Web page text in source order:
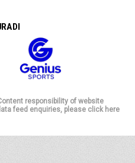
DI
responsibility of website
feed enquiries, please click here